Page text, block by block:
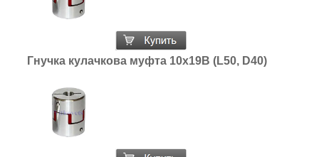
Гнучка кулачкова муфта 10х19В (L50, D40)